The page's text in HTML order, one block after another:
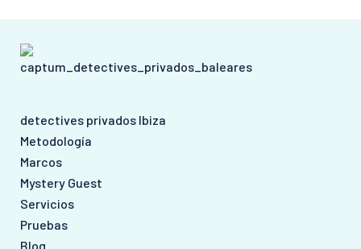
detectives privados Ibiza
Metodología
Marcos
Mystery Guest
Servicios
Pruebas
Blog